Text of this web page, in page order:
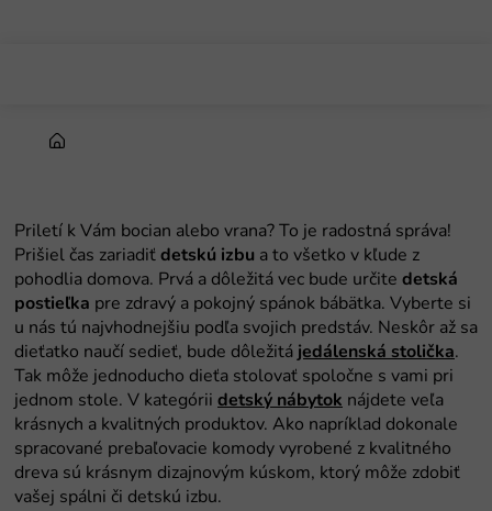
Domov
Priletí k Vám bocian alebo vrana? To je radostná správa!
Prišiel čas zariadiťdetskú izbu a to všetko v kľude z
pohodlia domova. Prvá a dôležitá vec bude určite detská
postieľka pre zdravý a pokojný spánok bábätka. Vyberte si
u nás tú najvhodnejšiu podľa svojich predstáv. Neskôr až sa
dieťatko naučí sedieť, bude dôležitá jedálenská stolička.
Tak môže jednoducho dieťa stolovať spoločne s vami pri
jednom stole. V kategórii detský nábytok nájdete veľa
krásnych a kvalitných produktov. Ako napríklad dokonale
spracované prebaľovacie komody vyrobené z kvalitného
dreva sú krásnym dizajnovým kúskom, ktorý môže zdobiť
vašej spálni či detskú izbu.